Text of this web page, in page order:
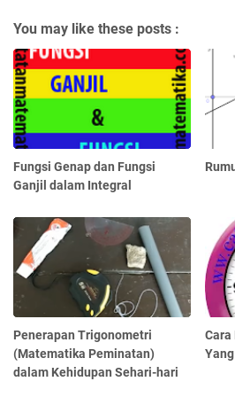
You may like these posts :
Fungsi Genap dan Fungsi
Ganjil dalam Integral
Penerapan Trigonometri
(Matematika Peminatan)
dalam Kehidupan Sehari-hari
Cara